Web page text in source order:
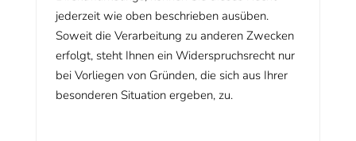
jederzeit wie oben beschrieben ausüben.
Soweit die Verarbeitung zu anderen Zwecken
erfolgt, steht Ihnen ein Widerspruchsrecht nur
bei Vorliegen von Gründen, die sich aus Ihrer
besonderen Situation ergeben, zu.